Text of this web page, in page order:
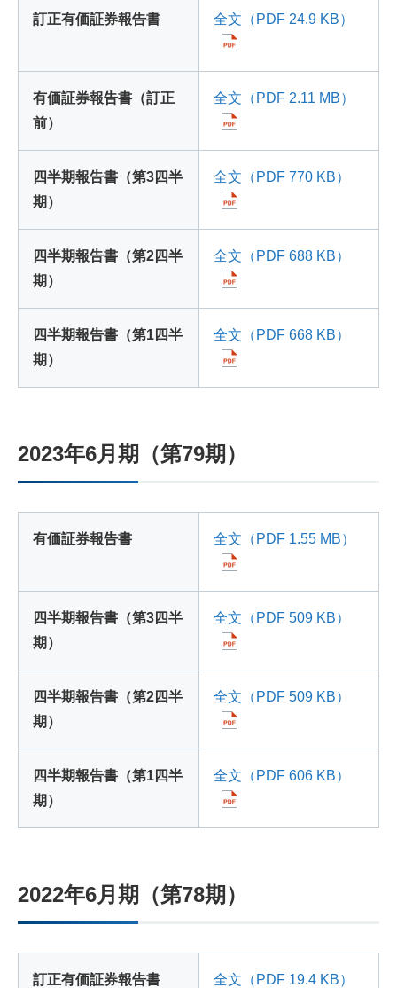
訂正有価証券報告書 全文（PDF 24.9 KB）
有価証券報告書（訂正
前）
全文（PDF 2.11 MB）
四半期報告書（第3四半
期）
全文（PDF 770 KB）
四半期報告書（第2四半
期）
全文（PDF 688 KB）
四半期報告書（第1四半
期）
全文（PDF 668 KB）
2023年6月期（第79期）
有価証券報告書 全文（PDF 1.55 MB）
四半期報告書（第3四半
期）
全文（PDF 509 KB）
四半期報告書（第2四半
期）
全文（PDF 509 KB）
四半期報告書（第1四半
期）
全文（PDF 606 KB）
2022年6月期（第78期）
訂正有価証券報告書 全文（PDF 19.4 KB）